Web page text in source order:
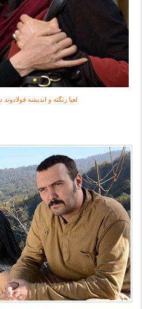
لعیا زنگنه و اندیشه